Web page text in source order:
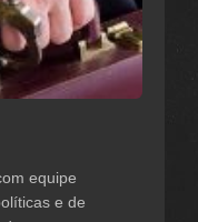
equipe
e de